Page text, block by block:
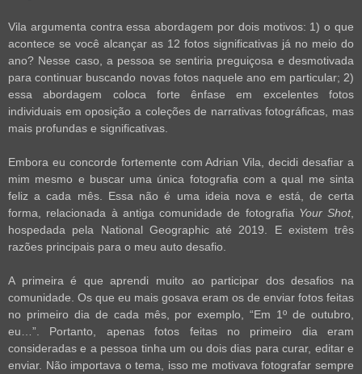
Vila argumenta contra essa abordagem por dois motivos: 1) o que
acontece se você alcançar as 12 fotos significativas já no meio do
ano? Nesse caso, a pessoa se sentiria preguiçosa e desmotivada
para continuar buscando novas fotos naquele ano em particular; 2)
essa abordagem coloca forte ênfase em excelentes fotos
individuais em oposição a coleções de narrativas fotográficas, mas
mais profundas e significativas.
Embora eu concorde fortemente com Adrian Vila, decidi desafiar a
mim mesmo e buscar uma única fotografia com a qual me sinta
feliz a cada mês. Essa não é uma ideia nova e está, de certa
forma, relacionada à antiga comunidade de fotografia Your Shot,
hospedada pela National Geographic até 2019. E existem três
razões principais para o meu auto desafio.
A primeira é que aprendi muito ao participar dos desafios na
comunidade. Os que eu mais gosava eram os de enviar fotos feitas
no primeiro dia de cada mês, por exemplo, “Em 1º de outubro,
eu…”. Portanto, apenas fotos feitas no primeiro dia eram
consideradas e a pessoa tinha um ou dois dias para curar, editar e
enviar. Não importava o tema, isso me motivava fotografar sempre